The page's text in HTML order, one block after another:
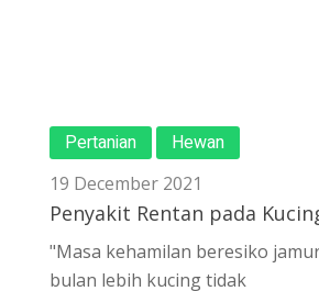
Pertanian Hewan
19 December 2021
Penyakit Rentan pada
"Masa kehamilan beresiko
bulan lebih kucing tidak